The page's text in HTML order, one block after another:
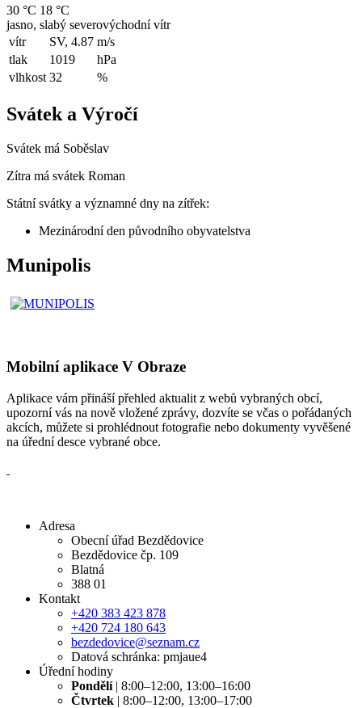
30 °C 18 °C
jasno, slabý severovýchodní vítr
vítr
SV, 4.87 m/s
tlak
1019
hPa
vlhkost 32 %
Svátek a Výročí
Svátek má Soběslav
Zítra má svátek Roman
Státní svátky a významné dny na zítřek:
Mezinárodní den původního obyvatelstva
Munipolis
Mobilní aplikace V Obraze
Aplikace vám přináší přehled aktualit z webů vybraných obcí,
upozorní vás na nově vložené zprávy, dozvíte se včas o pořádaných
akcích, můžete si prohlédnout fotografie nebo dokumenty vyvěšené
na úřední desce vybrané obce.
Adresa
Obecní úřad Bezdědovice
Bezdědovice čp. 109
Blatná
388 01
Kontakt
+420 383 423 878
+420 724 180 643
bezdedovice@seznam.cz
Datová schránka: pmjaue4
Úřední hodiny
Pondělí| 8:00–12:00, 13:00–16:00
Čtvrtek | 8:00–12:00, 13:00–17:00